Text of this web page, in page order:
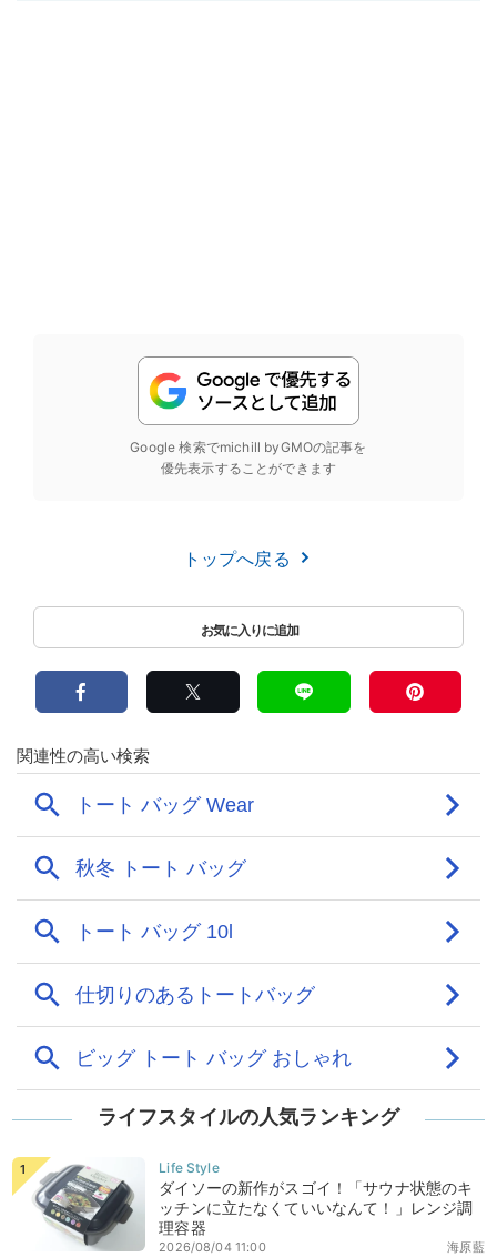
Google 検索でmichill byGMOの記事を
優先表示することができます
トップへ戻る
ライフスタイルの人気ランキング
ダイソーの新作がスゴイ！「サウナ状態のキ
ッチンに立たなくていいなんて！」レンジ調
理容器
海原藍
2026/08/04 11:00